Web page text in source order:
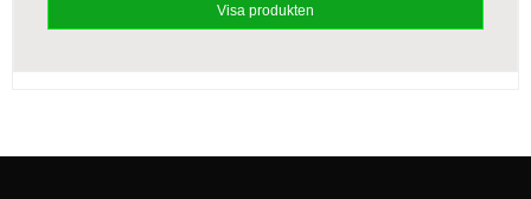
Visa produkten